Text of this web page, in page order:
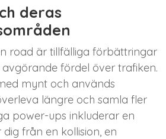
deras
road är tillfälliga förbättringar
fördel över trafiken.
mynt och används
längre och samla fler
power-ups inkluderar en
från en kollision, en